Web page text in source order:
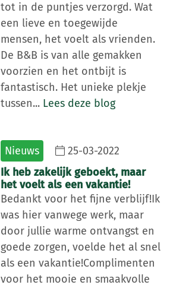
tot in de puntjes verzorgd. Wat
een lieve en toegewijde
mensen, het voelt als vrienden.
De B&B is van alle gemakken
voorzien en het ontbijt is
fantastisch. Het unieke plekje
tussen... Lees deze blog
Nieuws
25-03-2022
Ik heb zakelijk geboekt, maar
het voelt als een vakantie!
Bedankt voor het fijne verblijf!Ik
was hier vanwege werk, maar
door jullie warme ontvangst en
goede zorgen, voelde het al snel
als een vakantie!Complimenten
voor het mooie en smaakvolle